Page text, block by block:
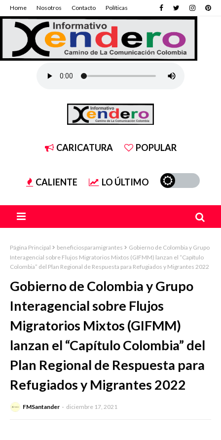
Home Nosotros Contacto Políticas
CARICATURA POPULAR
CALIENTE LO ÚLTIMO
Página Principal beneficiosparamigrantes
Gobierno de Colombia y Grupo
Interagencial sobre Flujos Migratorios Mixtos (GIFMM) lanzan el “Capítulo
Colombia” del Plan Regional de Respuesta para Refugiados y Migrantes 2022
Gobierno de Colombia y Grupo
Interagencial sobre Flujos
Migratorios Mixtos (GIFMM)
lanzan el “Capítulo Colombia” del
Plan Regional de Respuesta para
Refugiados y Migrantes 2022
FMSantander diciembre 17, 2021